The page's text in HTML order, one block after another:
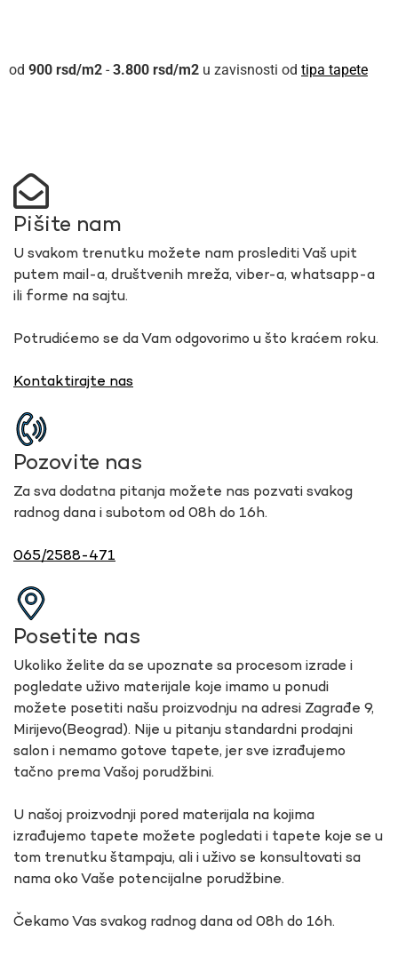
900 rsd - 3.800 rsd u zavisnosti od tipa tapete
Pišite nam
U svakom trenutku možete nam proslediti Vaš upit
putem mail-a, društvenih mreža, viber-a, whatsapp-a
ili forme na sajtu.
Potrudićemo se da Vam odgovorimo u što kraćem roku.
Kontaktirajte nas
Pozovite nas
Za sva dodatna pitanja možete nas pozvati svakog
radnog dana i subotom od 08h do 16h.
065/2588-471
Posetite nas
Ukoliko želite da se upoznate sa procesom izrade i
pogledate uživo materijale koje imamo u ponudi
možete posetiti našu proizvodnju na adresi Zagrađe 9,
Mirijevo(Beograd). Nije u pitanju standardni prodajni
salon i nemamo gotove tapete, jer sve izrađujemo
tačno prema Vašoj porudžbini.
U našoj proizvodnji pored materijala na kojima
izrađujemo tapete možete pogledati i tapete koje se u
tom trenutku štampaju, ali i uživo se konsultovati sa
nama oko Vaše potencijalne porudžbine.
Čekamo Vas svakog radnog dana od 08h do 16h.